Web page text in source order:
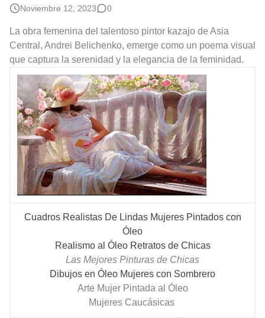
El mundo del arte en pintura surrealista
Noviembre 12, 2023 0
La obra femenina del talentoso pintor kazajo de Asia
Central, Andrei Belichenko, emerge como un poema visual
que captura la serenidad y la elegancia de la feminidad.
Cuadros Realistas De Lindas Mujeres Pintados con
Óleo
Realismo al Óleo Retratos de Chicas
Las Mejores Pinturas de Chicas
Dibujos en Óleo Mujeres con Sombrero
Arte Mujer Pintada al Óleo
Mujeres Caucásicas